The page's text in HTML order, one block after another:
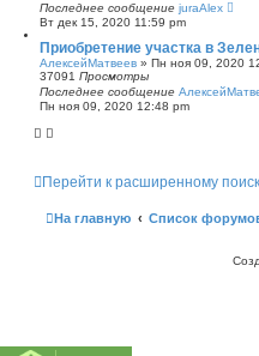
Последнее сообщение juraAlex
Вт дек 15, 2020 11:59 pm
Приобретение участка в
АлексейМатвеев » Пн ноя 09, 2020
37091 Просмотры
Последнее сообщение
Пн ноя 09, 2020 12:48 pm
Перейти к расширенному
На главную Список